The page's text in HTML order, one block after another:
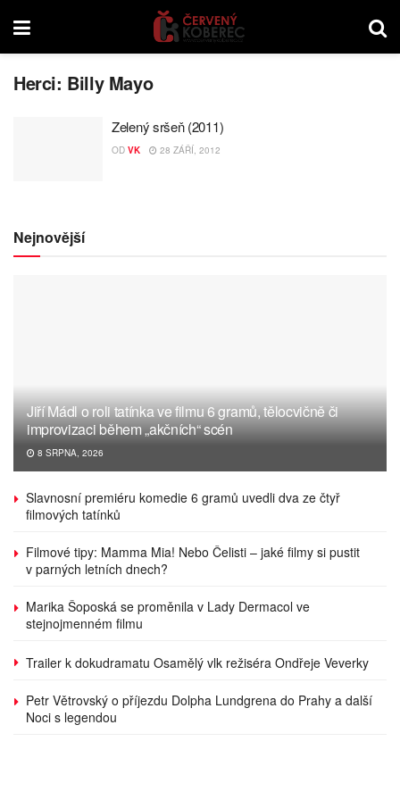
Herci: Billy Mayo
Zelený sršeň (2011)
OD VK 28 ZÁŘÍ, 2012
Nejnovější
Jiří Mádl o roli tatínka ve filmu 6 gramů, tělocvičně či
improvizaci během „akčních“ scén
8 SRPNA, 2026
Slavnosní premiéru komedie 6 gramů uvedli dva ze čtyř
filmových tatínků
Filmové tipy: Mamma Mia! Nebo Čelisti – jaké filmy si pustit
v parných letních dnech?
Marika Šoposká se proměnila v Lady Dermacol ve
stejnojmenném filmu
Trailer k dokudramatu Osamělý vlk režiséra Ondřeje Veverky
Petr Větrovský o příjezdu Dolpha Lundgrena do Prahy a další
Noci s legendou